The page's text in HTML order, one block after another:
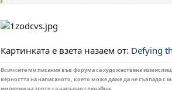
Картинката е взета назаем от: Defying
Всичките ми писания във форума са художествена
верността на написаното, което може даже да не съвпада с